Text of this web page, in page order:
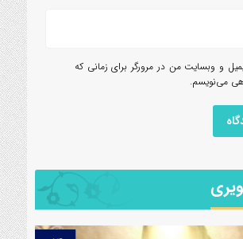
و وبسایت من در مرورگر برای زمانی که
می‌نویسم.